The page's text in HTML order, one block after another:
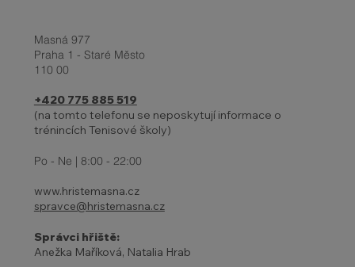
Masná 977
Praha 1 - Staré Město
110 00
+420 775 885 519
(na tomto telefonu se neposkytují informace o
trénincích Tenisové školy)
Po - Ne | 8:00 - 22:00
www.hristemasna.cz
spravce@hristemasna.cz
Správci hřiště:
Anežka Maříková, Natalia Hrab